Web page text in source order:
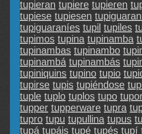
tupieran tupiere tupieren
tupiese tupiesen
tupiguaraníes tupil tupiles
tupimos tupina tupinamba
tupinambas tupinambo
tupinambá tupinambás
tupiniquins tupino tupio
tupirse tupis tupiéndose
tuple tuplo tuplos tupo
tupper tupperware tupra
tupro tupu tupullina tupus
tupá tupáis tupé tupés tupí